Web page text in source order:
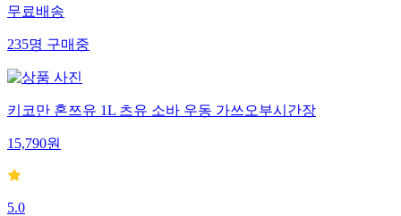
무료배송
235명구매중
키코만 혼쯔유 1L 츠유 소바 우동 가쓰오부시간장
15,790원
5.0